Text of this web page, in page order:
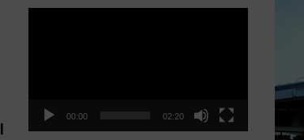
00:00 02:20